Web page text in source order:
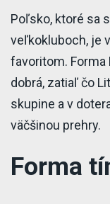
Poľsko, ktoré sa
veľkokluboch, je
favoritom.
dobrá, zatiaľ čo
skupine a v
väčšinou prehry.
Forma